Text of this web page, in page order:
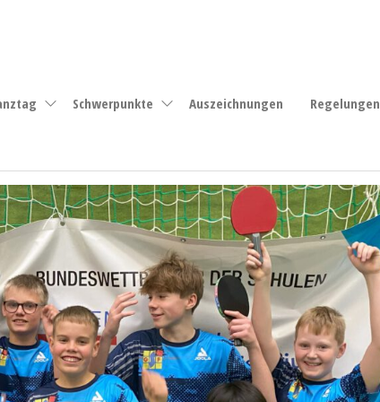
Schwerpunkte Auszeichnungen Regelungen